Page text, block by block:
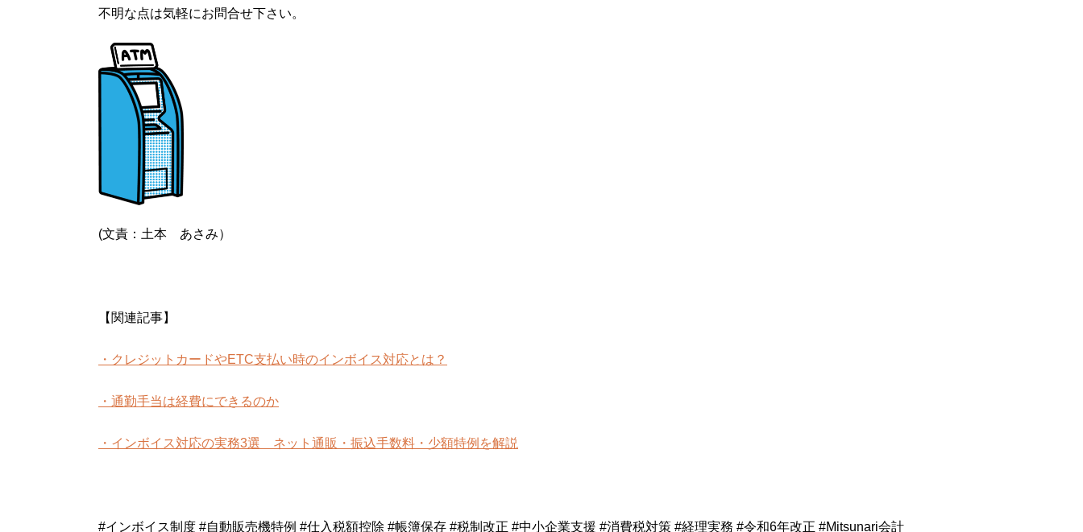
不明な点は気軽にお問合せ下さい。
(文責：土本 あさみ）
【関連記事】
・クレジットカードやETC支払い時のインボイス対応とは？
・通勤手当は経費にできるのか
・インボイス対応の実務3選 ネット通販・振込手数料・少額特例を解説
#インボイス制度 #自動販売機特例 #仕入税額控除 #帳簿保存 #税制改正 #中小企業支援 #消費税対策 #経理実務 #令和6年改正 #Mitsunari会計